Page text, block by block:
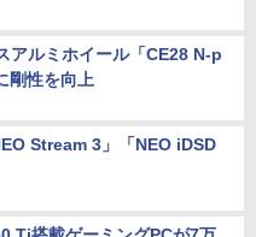
アルミホイール「CE28 N-p
剛性を向上
Stream 3」「NEO iDSD